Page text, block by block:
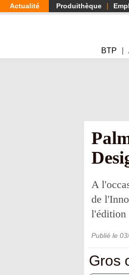
Aller
au
Actualité Produithèque
BTP
A
de
l'édition
Publié le
Gros